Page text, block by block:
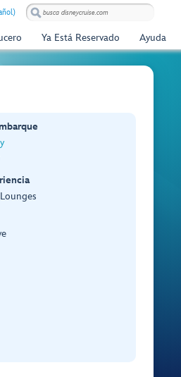
Ya Está Reservado Ayuda